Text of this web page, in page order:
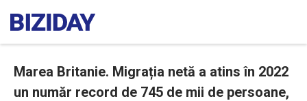
Marea Britanie. Migrația netă a atins în 2022
un număr record de 745 de mii de persoane,